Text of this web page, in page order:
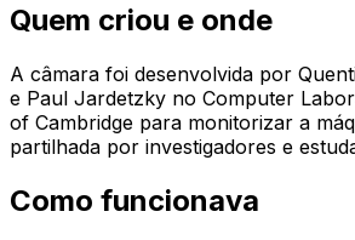
Quem criou e onde
A câmara foi desenvolvida por
e Paul Jardetzky no Computer
of Cambridge para monitorizar a
partilhada por investigadores e
Como funcionava